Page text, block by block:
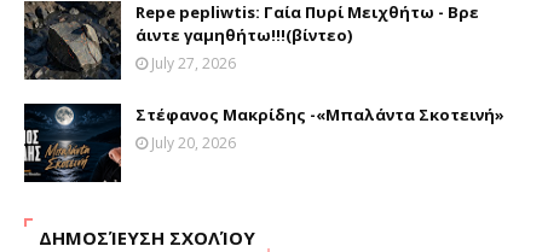
Repe pepliwtis: Γαία Πυρί Μειχθήτω - Βρε
άιντε γαμηθήτω!!!(βίντεο)
July 27, 2026
Στέφανος Μακρίδης -«Μπαλάντα Σκοτεινή»
July 20, 2026
ΔΗΜΟΣΊΕΥΣΗ ΣΧΟΛΊΟΥ